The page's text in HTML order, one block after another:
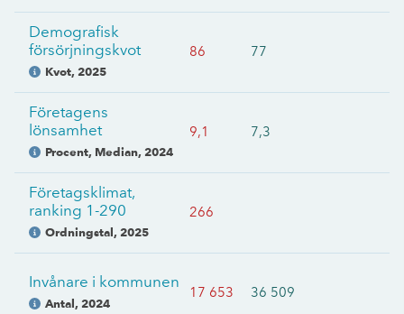
Demografisk
försörjningskvot
Kvot, 2025
86 77
Företagens
lönsamhet
Procent, Median, 2024
9,1 7,3
Företagsklimat,
ranking 1-290
Ordningstal, 2025
266
Invånare i kommunen
Antal, 2024
17 653 36 509